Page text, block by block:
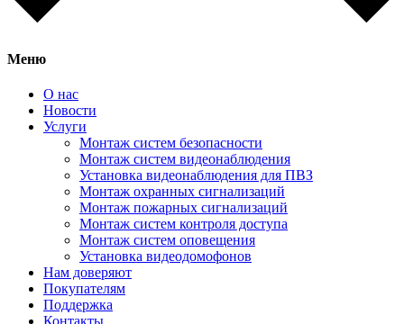
Меню
О нас
Новости
Услуги
Монтаж систем безопасности
Монтаж систем видеонаблюдения
Установка видеонаблюдения для ПВЗ
Монтаж охранных сигнализаций
Монтаж пожарных сигнализаций
Монтаж систем контроля доступа
Монтаж систем оповещения
Установка видеодомофонов
Нам доверяют
Покупателям
Поддержка
Контакты